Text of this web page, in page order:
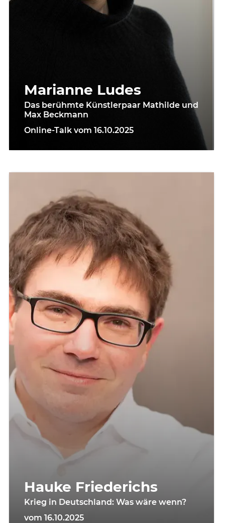
Marianne Ludes
Das berühmte Künstlerpaar Mathilde und
Max Beckmann
Online-Talk vom 16.10.2025
Hauke Friederichs
Krieg in Deutschland: Was wäre wenn?
vom 16.10.2025